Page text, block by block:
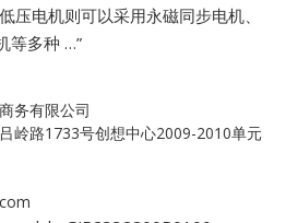
压电机则可以采用永磁同步电机、
等多种 …”
务有限公司
岭路1733号创想中心2009-2010单元